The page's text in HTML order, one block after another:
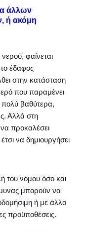
άλλων
ή ακόμη
φαίνεται
το έδαφος
στην κατάσταση
που παραμένει
πολύ βαθύτερα,
Αλλά στη
προκαλέσει
να δημιουργήσει
του νόμου όσο και
μπορούν να
ή με άλλο
προϋποθέσεις.